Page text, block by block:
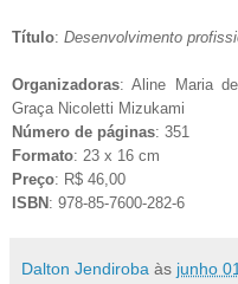
Título: Desenvolvimento
Organizadoras: Aline Maria
Graça Nicoletti Mizukami
Número de páginas: 351
Formato: 23 x 16 cm
Preço: R$ 46,00
ISBN: 978-85-7600-282-6
Dalton Jendiroba às junho